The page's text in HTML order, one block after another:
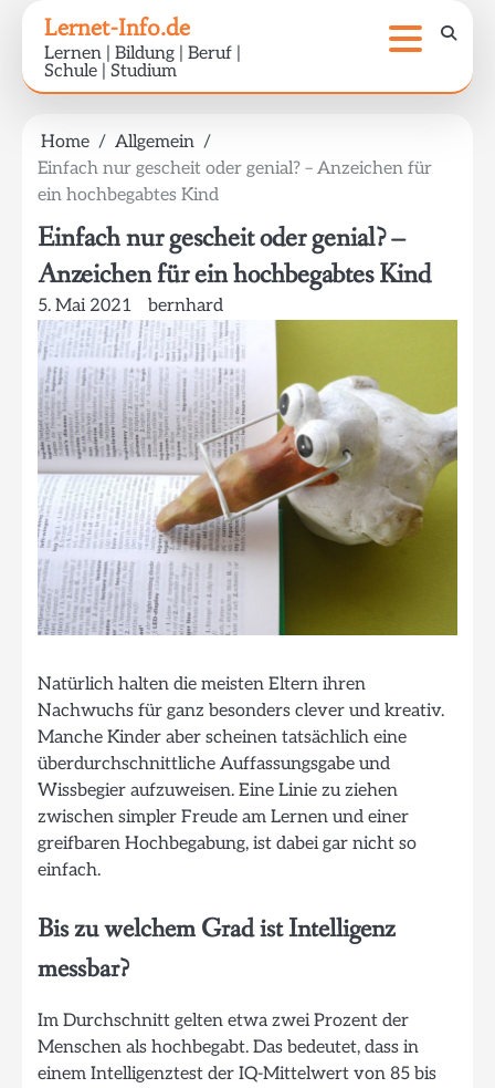
content
Lernet-Info.de
Lernen | Bildung | Beruf |
Schule | Studium
Home
Allgemein
Einfach nur gescheit oder genial? – Anzeichen für
ein hochbegabtes Kind
Einfach nur gescheit oder genial? –
Anzeichen für ein hochbegabtes Kind
5. Mai 2021 bernhard
Natürlich halten die meisten Eltern ihren
Nachwuchs für ganz besonders clever und kreativ.
Manche Kinder aber scheinen tatsächlich eine
überdurchschnittliche Auffassungsgabe und
Wissbegier aufzuweisen. Eine Linie zu ziehen
zwischen simpler Freude am Lernen und einer
greifbaren Hochbegabung, ist dabei gar nicht so
einfach.
Bis zu welchem Grad ist Intelligenz
messbar?
Im Durchschnitt gelten etwa zwei Prozent der
Menschen als hochbegabt. Das bedeutet, dass in
einem Intelligenztest der IQ-Mittelwert von 85 bis